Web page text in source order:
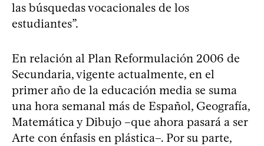
las búsquedas vocacionales de los
estudiantes”.
En relación al Plan Reformulación 2006 de
Secundaria, vigente actualmente, en el
primer año de la educación media se suma
una hora semanal más de Español, Geografía,
Matemática y Dibujo –que ahora pasará a ser
Arte con énfasis en plástica–. Por su parte,